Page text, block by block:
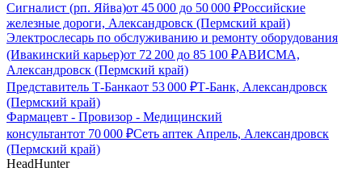
Сигналист (рп. Яйва)от 45 000 до 50 000 ₽Российские
железные дороги, Александровск (Пермский край)
Электрослесарь по обслуживанию и ремонту оборудования
(Ивакинский карьер)от 72 200 до 85 100 ₽АВИСМА,
Александровск (Пермский край)
Представитель Т-Банкаот 53 000 ₽Т-Банк, Александровск
(Пермский край)
Фармацевт - Провизор - Медицинский
консультантот 70 000 ₽Сеть аптек Апрель, Александровск
(Пермский край)
HeadHunter